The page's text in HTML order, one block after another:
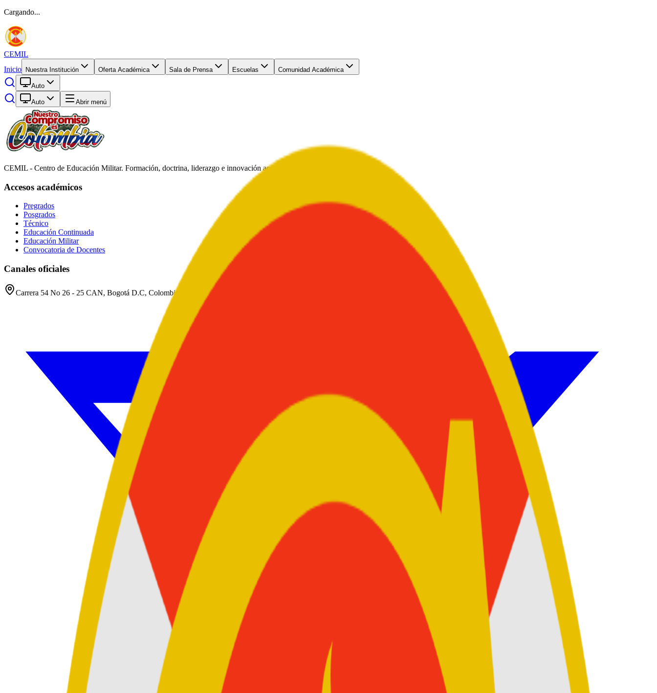
Cargando...
CEMIL
Inicio
Nuestra Institución Oferta Académica Sala de Prensa Escuelas Comunidad Académica
Auto
Auto Abrir menú
CEMIL - Centro de Educación Militar. Formación, doctrina, liderazgo e innovación académica al servicio de Colombia.
Accesos académicos
Pregrados
Posgrados
Técnico
Educación Continuada
Educación Militar
Convocatoria de Docentes
Canales oficiales
Carrera 54 No 26 - 25 CAN, Bogotá D.C, Colombia